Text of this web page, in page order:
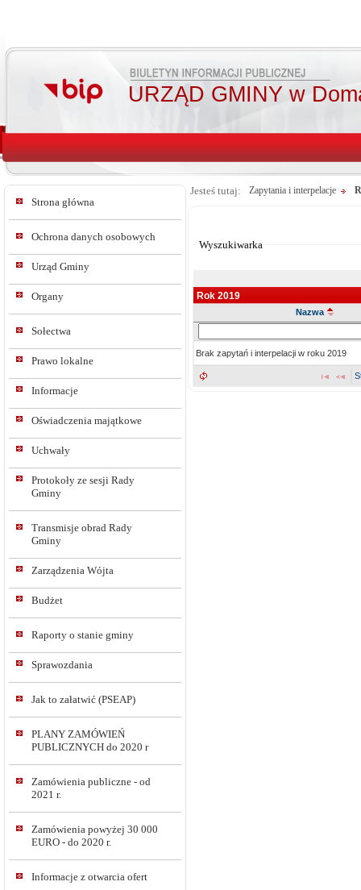
URZĄD GMINY w
Strona główna
Ochrona danych osobowych
Urząd Gminy
Organy
Sołectwa
Prawo lokalne
Informacje
Oświadczenia majątkowe
Uchwały
Protokoły ze sesji Rady
Gminy
Transmisje obrad Rady
Gminy
Zarządzenia Wójta
Budżet
Raporty o stanie gminy
Sprawozdania
Jak to załatwić (PSEAP)
PLANY ZAMÓWIEŃ
PUBLICZNYCH do 2020 r
Zamówienia publiczne - od
2021 r.
Zamówienia powyżej 30 000
EURO - do 2020 r.
Informacje z otwarcia ofert
Jesteś tutaj: Zapytania i interpelacje
Wyszukiwarka
Rok 2019
Nazwa
w
tresc_tytul
Brak zapytań i interpelacji w roku 2019